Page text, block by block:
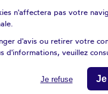
les-pins
n'affectera pas votre
d'avis ou retirer votre
d'informations, veuillez
Je refuse